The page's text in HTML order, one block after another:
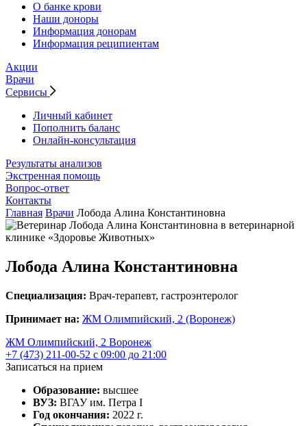
О банке крови
Наши доноры
Информация донорам
Информация реципиентам
Акции
Врачи
Сервисы
Личный кабинет
Пополнить баланс
Онлайн-консультация
Результаты анализов
Экстренная помощь
Вопрос-ответ
Контакты
Главная Врачи Лобода Алина Константиновна
Лобода Алина Константиновна
Специализация: Врач-терапевт, гастроэнтеролог
Принимает на: ЖМ Олимпийский, 2 (Воронеж)
ЖМ Олимпийский, 2 Воронеж
+7 (473) 211-00-52 с 09:00 до 21:00
Записаться на прием
Образование: высшее
ВУЗ: ВГАУ им. Петра I
Год окончания: 2022 г.